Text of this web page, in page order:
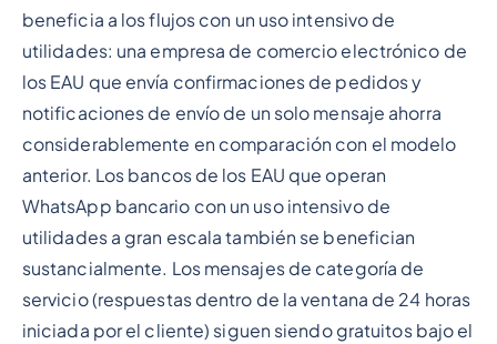
beneficia a los flujos con un uso intensivo de
utilidades: una empresa de comercio electrónico de
los EAU que envía confirmaciones de pedidos y
notificaciones de envío de un solo mensaje ahorra
considerablemente en comparación con el modelo
anterior. Los bancos de los EAU que operan
WhatsApp bancario con un uso intensivo de
utilidades a gran escala también se benefician
sustancialmente. Los mensajes de categoría de
servicio (respuestas dentro de la ventana de 24 horas
iniciada por el cliente) siguen siendo gratuitos bajo el